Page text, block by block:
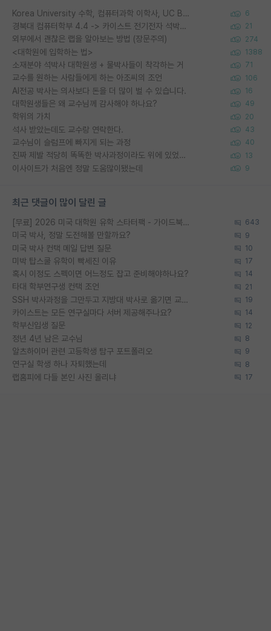
Korea University 수학, 컴퓨터과학 이학사, UC Berkeley 산업공학 대학원 공학박사가 되는 것은 쉽지 않겠죠? 6
경북대 컴퓨터학부 4.4 -> 카이스트 전기전자 석박사통합과정 합격 21
외부에서 괜찮은 랩을 알아보는 방법 (장문주의) 274
<대학원에 입학하는 법> 1388
소재분야 석박사 대학원생 + 물박사들이 착각하는 거 71
교수를 원하는 사람들에게 하는 아조씨의 조언 106
AI전공 박사는 의사보다 돈을 더 많이 벌 수 있습니다. 16
대학원생들은 왜 교수님께 감사해야 하나요? 49
학위의 가치 20
석사 받았는데도 교수랑 연락한다. 43
교수님이 슬럼프에 빠지게 되는 과정 40
진짜 제발 적당히 똑똑한 박사과정이라도 위에 있었으면.. 13
이사이트가 처음엔 정말 도움많이됐는데 9
최근 댓글이 많이 달린 글
[무료] 2026 미국 대학원 유학 스타터팩 - 가이드북 & 합격자 컨택메일 템플릿 643
미국 박사, 정말 도전해볼 만할까요? 9
미국 박사 컨택 메일 답변 질문 10
미박 탑스쿨 유학이 빡세진 이유 17
혹시 이정도 스펙이면 어느정도 잡고 준비해야하나요? 14
타대 학부연구생 컨택 조언 21
SSH 박사과정을 그만두고 지방대 박사로 옮기면 교수의 꿈은 끝일까요? 19
카이스트는 모든 연구실마다 서버 제공해주나요? 14
학부신입생 질문 12
정년 4년 남은 교수님 8
알츠하이머 관련 고등학생 탐구 포트폴리오 9
연구실 학생 하나 자퇴했는데 8
랩홈피에 다들 본인 사진 올리냐 17